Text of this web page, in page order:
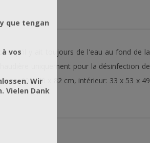
qu'il y ait toujours de l'eau au fond de la
uniquement pour la désinfection de
60 x 40 x 82 cm, intérieur: 33 x 53 x 49
que tengan
vos
Wir
Vielen Dank